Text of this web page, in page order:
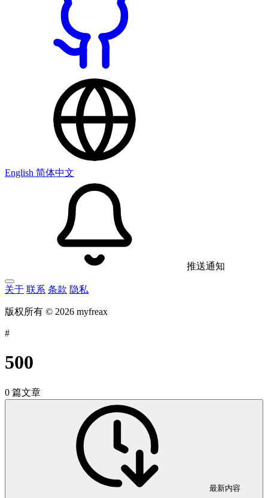
English 简体中文
推送通知
关于 联系 条款 隐私
版权所有 © 2026 myfreax
#
500
0 篇文章
最新内容